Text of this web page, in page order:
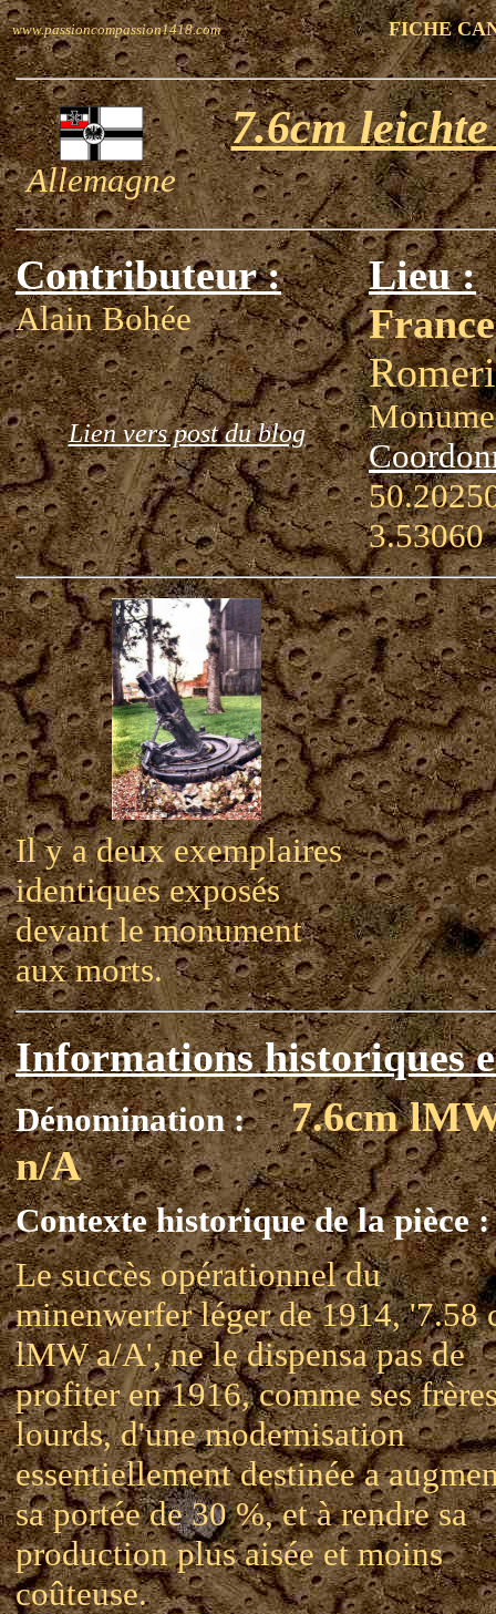
www.passioncompassion1418.com FICHE
Allemagne
7.6cm
Contributeur :
Alain Bohée
Lien vers post du blog
Lieu :
France
3.53060
Il y a deux exemplaires
identiques exposés
devant le monument
aux morts.
Informations historiques
Dénomination :
7.6cm
n/A
Contexte historique de la pièce :
Le succès opérationnel du
minenwerfer léger de 1914, '7.58
lMW a/A', ne le dispensa pas de
profiter en 1916, comme ses
lourds, d'une modernisation
essentiellement destinée a
sa portée de 30 %, et à rendre sa
production plus aisée et moins
coûteuse.